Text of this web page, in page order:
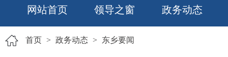
网站首页 领导之窗 政务动态
首页 > 政务动态 > 东乡要闻